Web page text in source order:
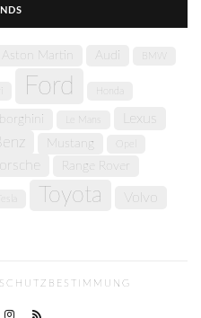
Aston Martin BMW
Ford
Lexus
Mustang
Porsche Range Rover
Toyota